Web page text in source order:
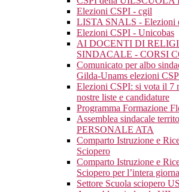
Elezioni CSPI - cgil
LISTA SNALS - Elezioni
Elezioni CSPI - Unicobas
AI DOCENTI DI
SINDACALE - CORSI
Comunicato per albo
Gilda-Unams elezioni
Elezioni CSPI: si vota il 7
nostre liste e candidature
Programma Formazione
Assemblea sindacale
PERSONALE ATA
Comparto Istruzione e
Sciopero
Comparto Istruzione e
Sciopero per l’intera
Settore Scuola sciopero